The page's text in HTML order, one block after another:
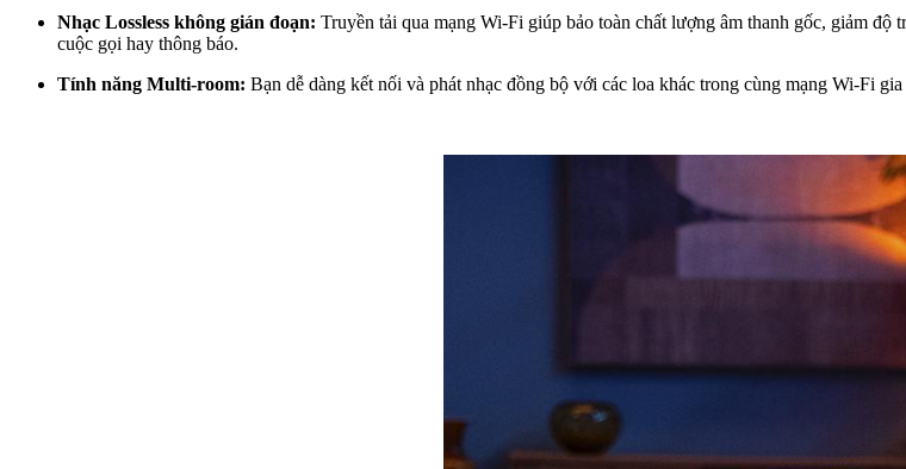
Nhạc Lossless không gián đoạn: Truyền tải qua mạng Wi-Fi giúp bảo toàn chất lượng âm thanh gốc, giảm
cuộc gọi hay thông báo.
Tính năng Multi-room: Bạn dễ dàng kết nối và phát nhạc đồng bộ với các loa khác trong cùng mạng Wi-Fi